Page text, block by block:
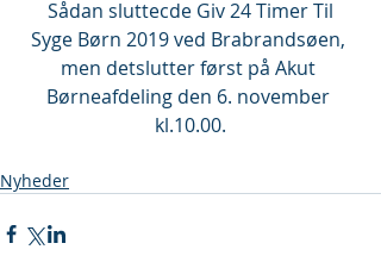
Syge Børn 2019 ved Brabrandsøen,
men detslutter først på Akut
Børneafdeling den 6. november
kl.10.00.
Nyheder